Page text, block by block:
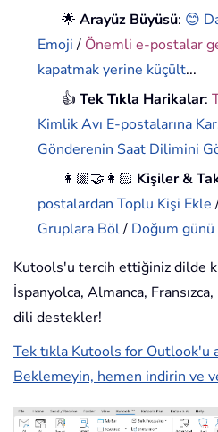
🌟Arayüz Büyüsü: 😊
Emoji/ Önemli e-postalar
kapatmak yerine küçült...
👍Tek Tıkla Harikalar:
Kimlik Avı E-postalarına
Gönderenin Saat Dilimini
👩🏼‍🤝‍👩🏻 Kişiler &
postalardan Toplu Kişi Ekle
Gruplara Böl/ Doğum günü
Kutools'u tercih ettiğiniz dilde
İspanyolca, Almanca,
dili destekler!
Tek tıkla Kutools for Outlook'u
Beklemeyin, hemen indirin ve